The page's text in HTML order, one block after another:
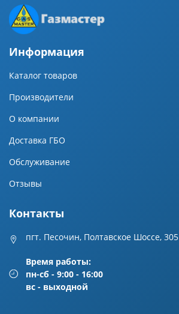
Информация
Каталог товаров
Производители
О компании
Доставка ГБО
Обслуживание
Отзывы
Контакты
пгт. Песочин, Полтавское Шоссе, 305
Время работы:
пн-сб - 9:00 - 16:00
вс - выходной